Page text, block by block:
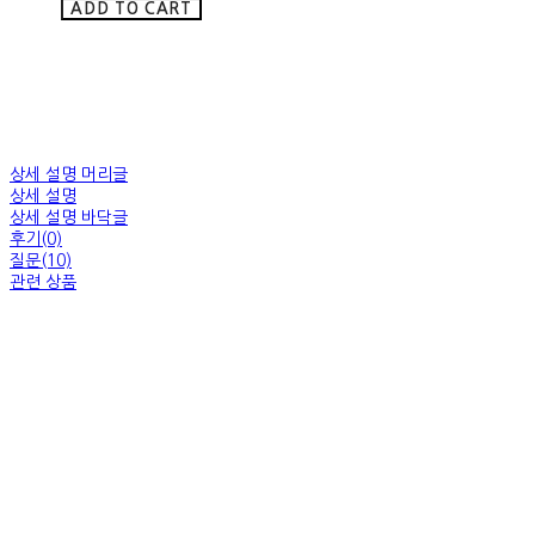
ADD TO CART
상세 설명 머리글
상세 설명
상세 설명 바닥글
후기(0)
질문(10)
관련 상품